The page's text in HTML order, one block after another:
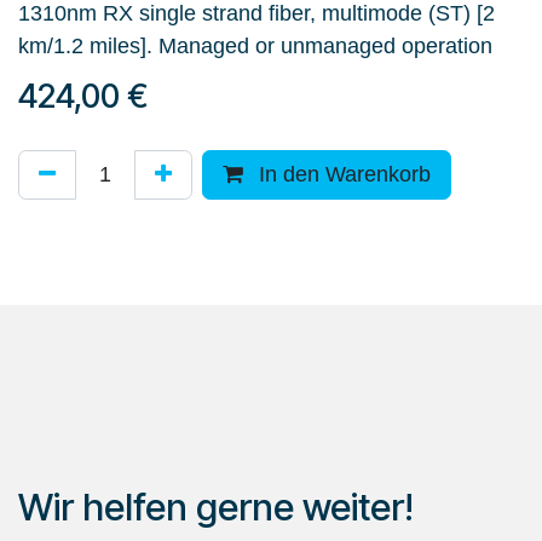
1310nm RX single strand fiber, multimode (ST) [2
km/1.2 miles]. Managed or unmanaged operation
424,00 €
In den Warenkorb
Wir helfen gerne weiter!